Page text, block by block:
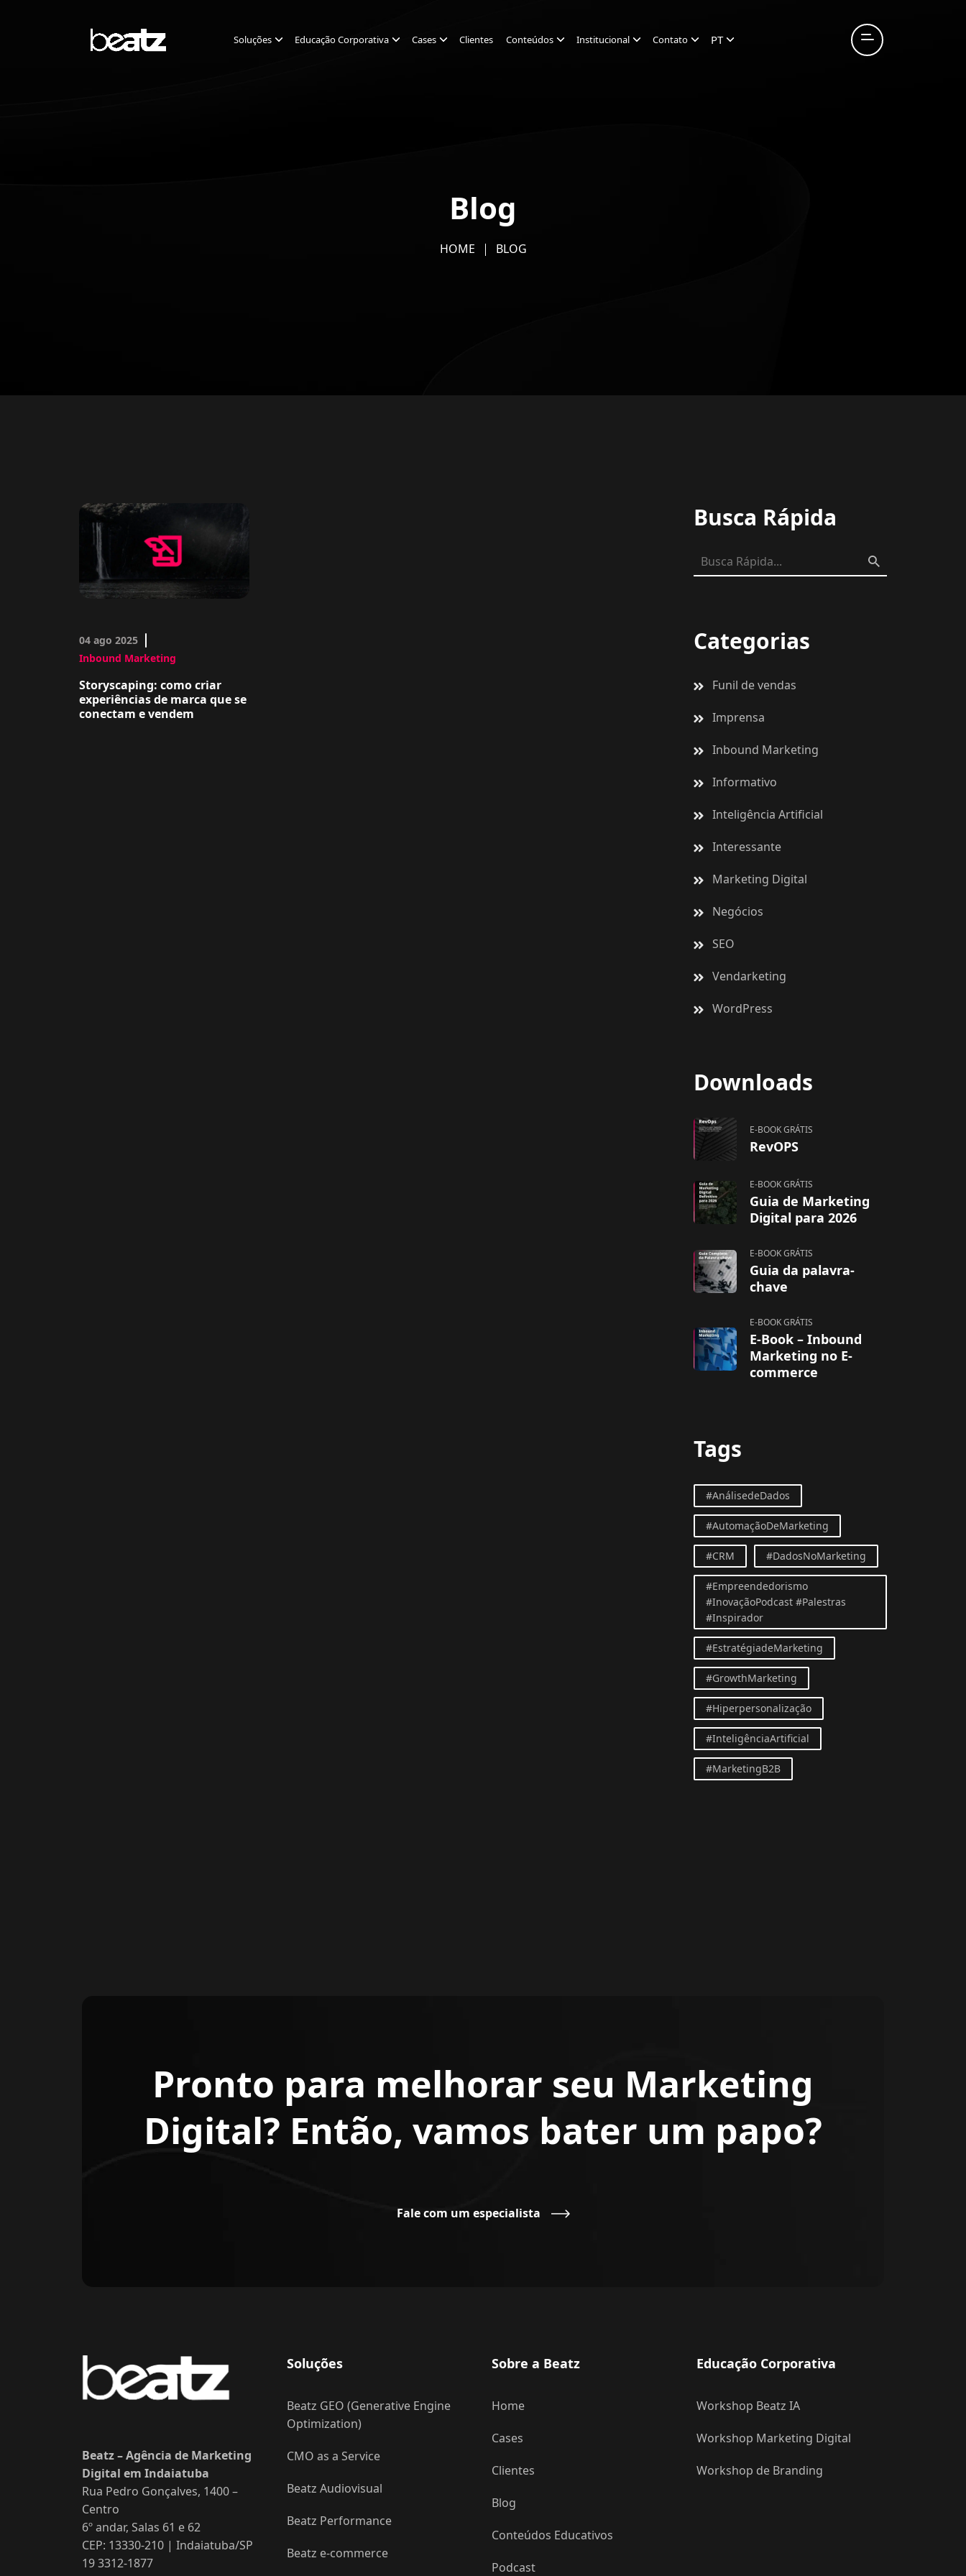
Soluções Educação Corporativa Cases Clientes Conteúdos Institucional Contato PT
Blog
HOME BLOG
04 ago 2025
Inbound Marketing
Storyscaping: como criar
experiências de marca que se
conectam e vendem
Busca Rápida
Categorias
Funil de vendas
Imprensa
Inbound Marketing
Informativo
Inteligência Artificial
Interessante
Marketing Digital
Negócios
SEO
Vendarketing
WordPress
Downloads
E-BOOK GRÁTIS
RevOPS
E-BOOK GRÁTIS
Guia de Marketing
Digital para 2026
E-BOOK GRÁTIS
Guia da palavra-
chave
E-BOOK GRÁTIS
E-Book – Inbound
Marketing no E-
commerce
Tags
#AnálisedeDados
#AutomaçãoDeMarketing
#CRM #DadosNoMarketing
#Empreendedorismo
#InovaçãoPodcast #Palestras
#Inspirador
#EstratégiadeMarketing
#GrowthMarketing
#Hiperpersonalização
#InteligênciaArtificial
#MarketingB2B
Pronto para melhorar seu Marketing
Digital? Então, vamos bater um papo?
Fale com um especialista
Beatz – Agência de Marketing
Digital em Indaiatuba
Rua Pedro Gonçalves, 1400 –
Centro
6º andar, Salas 61 e 62
CEP: 13330-210 | Indaiatuba/SP
19 3312-1877
Soluções
Beatz GEO (Generative Engine
Optimization)
CMO as a Service
Beatz Audiovisual
Beatz Performance
Beatz e-commerce
Sobre a Beatz
Home
Cases
Clientes
Blog
Conteúdos Educativos
Podcast
Educação Corporativa
Workshop Beatz IA
Workshop Marketing Digital
Workshop de Branding